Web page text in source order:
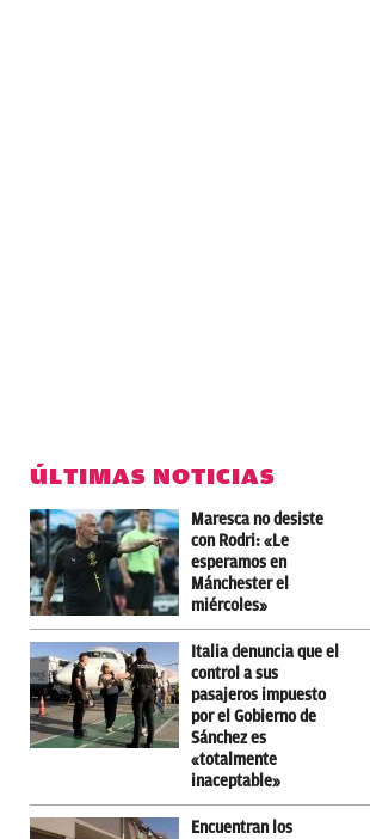
ÚLTIMAS NOTICIAS
Maresca no desiste
con Rodri: «Le
esperamos en
Mánchester el
miércoles»
Italia denuncia que el
control a sus
pasajeros impuesto
por el Gobierno de
Sánchez es
«totalmente
inaceptable»
Encuentran los